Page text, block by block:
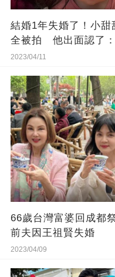
結婚1年失婚了！小
全被拍 他出面認了：
2023/04/11
66歲台灣富婆回成都
前夫因王祖賢失婚
2023/04/09